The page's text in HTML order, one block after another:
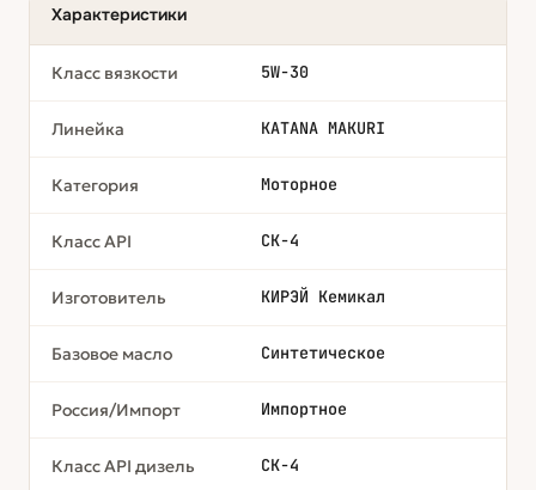
Характеристики
Класс вязкости 5W-30
Линейка KATANA MAKURI
Категория Моторное
Класс API CK-4
Изготовитель КИРЭЙ Кемикал
Базовое масло Синтетическое
Россия/Импорт Импортное
Класс API дизель CK-4